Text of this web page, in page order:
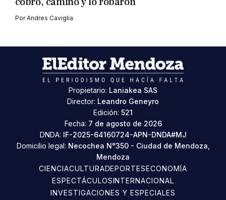
PorAndres Caviglia
Propietario: Laniakea SAS
Director: Leandro Geneyro
Edición: 521
Fecha: 7 de agosto de 2026
DNDA: IF-2025-64160724-APN-DNDA#MJ
Domicilio legal: Necochea N°350 - Ciudad de Mendoza,
Mendoza
CIENCIACULTURADEPORTESECONOMÍA
ESPECTÁCULOSINTERNACIONAL
INVESTIGACIONES Y ESPECIALES